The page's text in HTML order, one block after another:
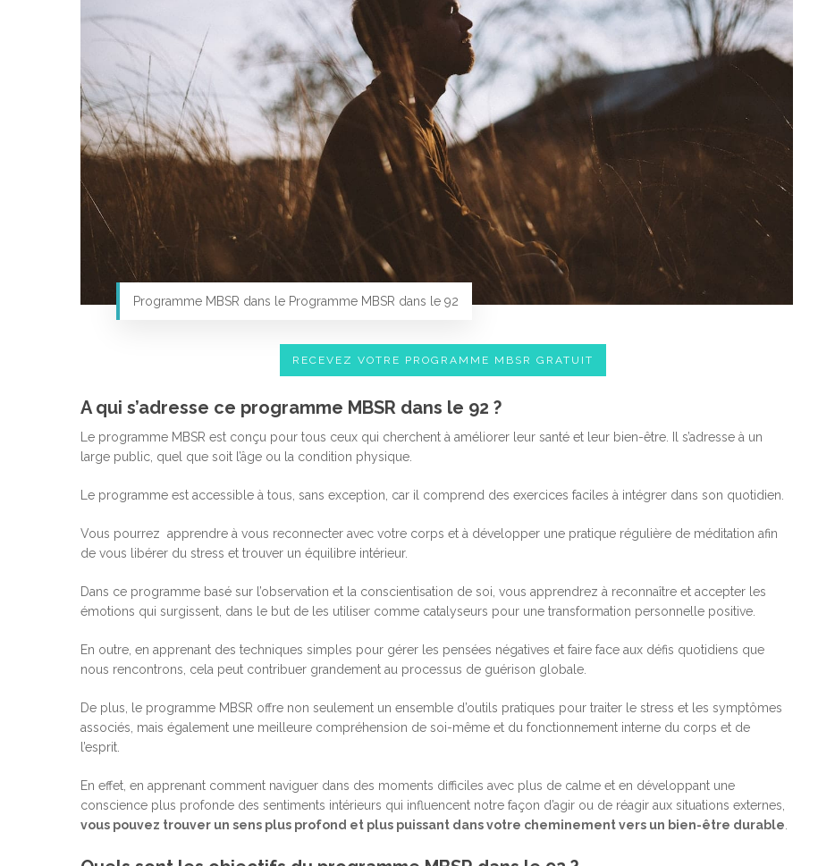
Programme MBSR dans le Programme MBSR dans le 92
RECEVEZ VOTRE PROGRAMME MBSR GRATUIT
A qui s’adresse ce programme MBSR dans le 92 ?
Le programme MBSR est conçu pour tous ceux qui cherchent à améliorer leur santé et leur bien-être. Il s’adresse à un
large public, quel que soit l’âge ou la condition physique.
Le programme est accessible à tous, sans exception, car il comprend des exercices faciles à intégrer dans son quotidien.
Vous pourrez apprendre à vous reconnecter avec votre corps et à développer une pratique régulière de méditation afin
de vous libérer du stress et trouver un équilibre intérieur.
Dans ce programme basé sur l’observation et la conscientisation de soi, vous apprendrez à reconnaître et accepter les
émotions qui surgissent, dans le but de les utiliser comme catalyseurs pour une transformation personnelle positive.
En outre, en apprenant des techniques simples pour gérer les pensées négatives et faire face aux défis quotidiens que
nous rencontrons, cela peut contribuer grandement au processus de guérison globale.
De plus, le programme MBSR offre non seulement un ensemble d’outils pratiques pour traiter le stress et les symptômes
associés, mais également une meilleure compréhension de soi-même et du fonctionnement interne du corps et de
l’esprit.
En effet, en apprenant comment naviguer dans des moments difficiles avec plus de calme et en développant une
conscience plus profonde des sentiments intérieurs qui influencent notre façon d’agir ou de réagir aux situations externes,
vous pouvez trouver un sens plus profond et plus puissant dans votre cheminement vers un bien-être durable.